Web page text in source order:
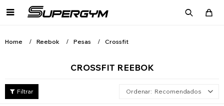

Home Reebok Pesas Crossfit
CROSSFIT REEBOK
Recomendados